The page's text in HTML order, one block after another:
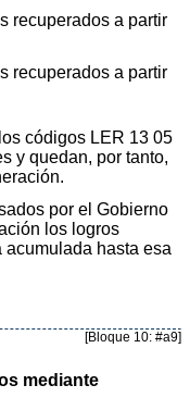
recuperados a partir
recuperados a partir
códigos LER 13 05
y quedan, por tanto,
por el Gobierno
los logros
hasta esa
[Bloque 10: #a9]
mediante